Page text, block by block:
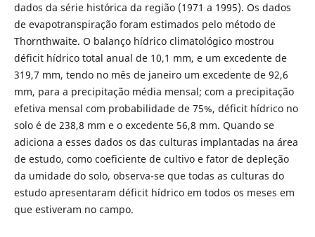
dados da série histórica da região (1971 a 1995). Os dados
de evapotranspiração foram estimados pelo método de
Thornthwaite. O balanço hídrico climatológico mostrou
déficit hídrico total anual de 10,1 mm, e um excedente de
319,7 mm, tendo no mês de janeiro um excedente de 92,6
mm, para a precipitação média mensal; com a precipitação
efetiva mensal com probabilidade de 75%, déficit hídrico no
solo é de 238,8 mm e o excedente 56,8 mm. Quando se
adiciona a esses dados os das culturas implantadas na área
de estudo, como coeficiente de cultivo e fator de depleção
da umidade do solo, observa-se que todas as culturas do
estudo apresentaram déficit hídrico em todos os meses em
que estiveram no campo.